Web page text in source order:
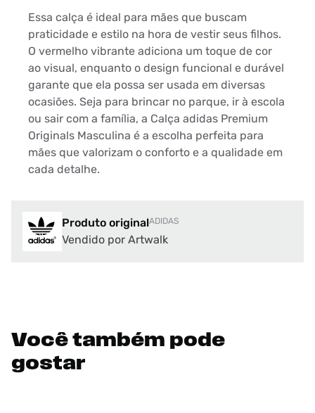
Essa calça é ideal para mães que buscam
praticidade e estilo na hora de vestir seus filhos.
O vermelho vibrante adiciona um toque de cor
ao visual, enquanto o design funcional e durável
garante que ela possa ser usada em diversas
ocasiões. Seja para brincar no parque, ir à escola
ou sair com a família, a Calça adidas Premium
Originals Masculina é a escolha perfeita para
mães que valorizam o conforto e a qualidade em
cada detalhe.
Produto originalADIDAS
Vendido por Artwalk
Você também pode
gostar